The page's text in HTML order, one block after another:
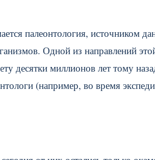
палеонтология, источником
Одной из направлений
десятки миллионов лет тому
(например, во время